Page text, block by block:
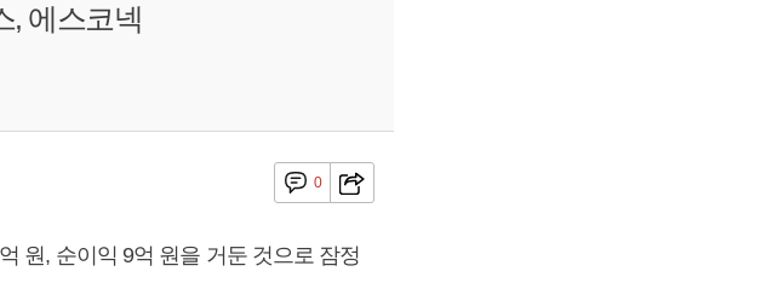
, 에스코넥
0
원, 순이익 9억 원을 거둔 것으로 잠정